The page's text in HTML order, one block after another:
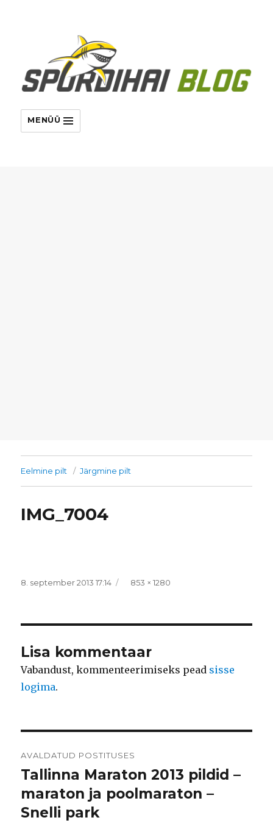
MENÜÜ
Eelmine pilt Järgmine pilt
IMG_7004
Postitatud
8. september 2013 17:14 Täissuurus
853 × 1280
Lisa kommentaar
Vabandust, kommenteerimiseks pead sisse
logima.
AVALDATUD POSTITUSES
Tallinna Maraton 2013 pildid –
maraton ja poolmaraton –
Snelli park